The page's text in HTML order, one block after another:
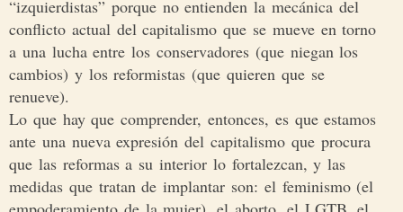
“izquierdistas” porque no entienden la mecánica del
conflicto actual del capitalismo que se mueve en torno
a una lucha entre los conservadores (que niegan los
cambios) y los reformistas (que quieren que se
renueve).
Lo que hay que comprender, entonces, es que estamos
ante una nueva expresión del capitalismo que procura
que las reformas a su interior lo fortalezcan, y las
medidas que tratan de implantar son: el feminismo (el